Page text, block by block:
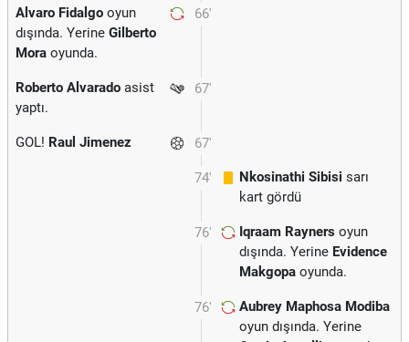
66'
Alvaro Fidalgo oyun
dışında. Yerine Gilberto
Mora oyunda.
67'
Roberto Alvarado asist
yaptı.
67'
GOL! Raul Jimenez
74' Nkosinathi Sibisi sarı
kart gördü
76' Iqraam Rayners oyun
dışında. Yerine Evidence
Makgopa oyunda.
76'
Aubrey Maphosa Modiba
oyun dışında. Yerine